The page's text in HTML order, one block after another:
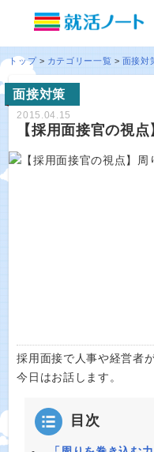
トップ カテゴリー一覧 面接対
面接対策
2015.04.15
【採用面接官の視
採用面接で人事や経営者
今日はお話します。
目次